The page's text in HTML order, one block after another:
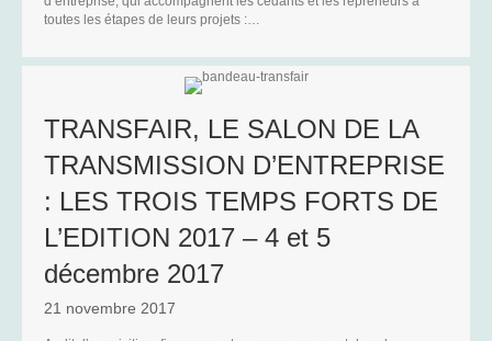
toutes les étapes de leurs projets :…
TRANSFAIR, LE SALON DE LA
TRANSMISSION D’ENTREPRISE
: LES TROIS TEMPS FORTS DE
L’EDITION 2017 – 4 et 5
décembre 2017
21 novembre 2017